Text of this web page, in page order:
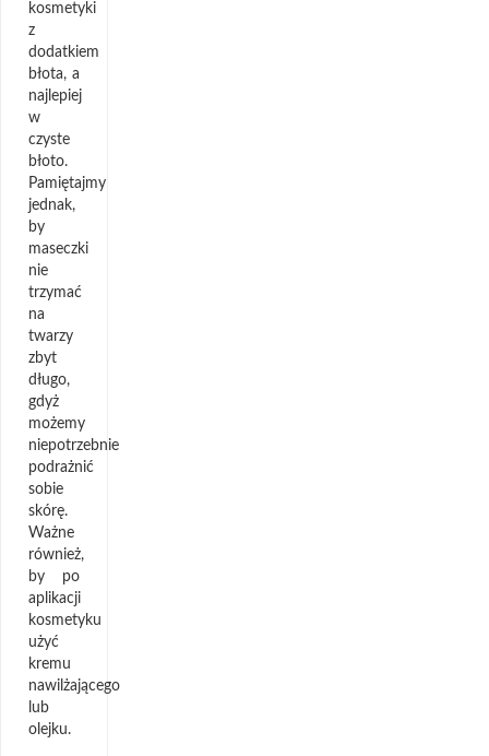
kosmetyki
z
dodatkiem
błota, a
najlepiej
w
czyste
błoto.
Pamiętajmy
jednak,
by
maseczki
nie
trzymać
na
twarzy
zbyt
długo,
gdyż
możemy
niepotrzebnie
podrażnić
sobie
skórę.
Ważne
również,
by po
aplikacji
kosmetyku
użyć
kremu
nawilżającego
lub
olejku.